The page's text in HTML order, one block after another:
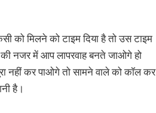
को मिलने को टाइम दिया है तो उस टाइम
की नजर में आप लापरवाह बनते जाओगे हो
नहीं कर पाओगे तो सामने वाले को कॉल कर
है।